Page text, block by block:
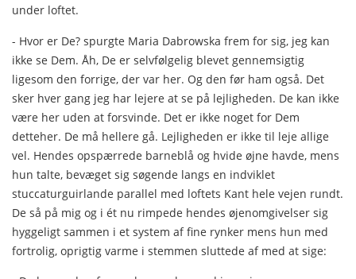
under loftet.
- Hvor er De? spurgte Maria Dabrowska frem for sig, jeg kan
ikke se Dem. Åh, De er selvfølgelig blevet gennemsigtig
ligesom den forrige, der var her. Og den før ham også. Det
sker hver gang jeg har lejere at se på lejligheden. De kan ikke
være her uden at forsvinde. Det er ikke noget for Dem
detteher. De må hellere gå. Lejligheden er ikke til leje allige
vel. Hendes opspærrede barneblå og hvide øjne havde, mens
hun talte, bevæget sig søgende langs en indviklet
stuccaturguirlande parallel med loftets Kant hele vejen rundt.
De så på mig og i ét nu rimpede hendes øjenomgivelser sig
hyggeligt sammen i et system af fine rynker mens hun med
fortrolig, oprigtig varme i stemmen sluttede af med at sige: